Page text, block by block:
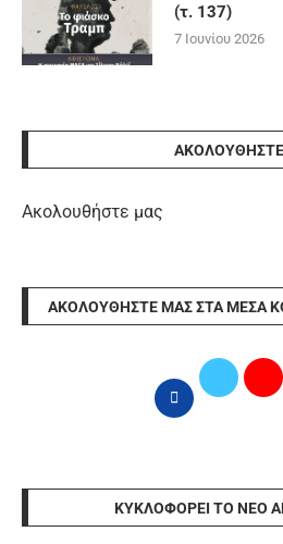
(τ. 137)
7 Ιουνίου 2026
Ακολουθήστε μας
ΑΚΟΛΟΥΘΉΣΤΕ ΜΑΣ ΣΤΑ ΜΈΣΑ
ΚΥΚΛΟΦΟΡΕΊ ΤΟ ΝΈΟ